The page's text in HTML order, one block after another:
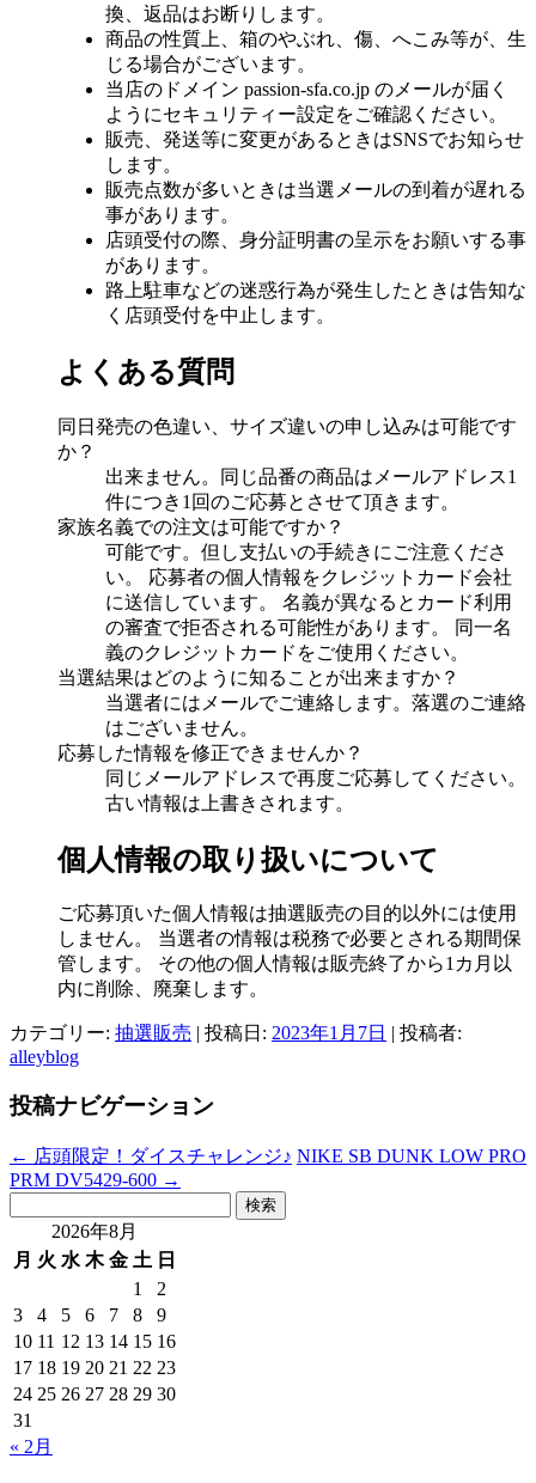
換、返品はお断りします。
商品の性質上、箱のやぶれ、傷、へこみ等が、生
じる場合がございます。
当店のドメイン passion-sfa.co.jp のメールが届く
ようにセキュリティー設定をご確認ください。
販売、発送等に変更があるときはSNSでお知らせ
します。
販売点数が多いときは当選メールの到着が遅れる
事があります。
店頭受付の際、身分証明書の呈示をお願いする事
があります。
路上駐車などの迷惑行為が発生したときは告知な
く店頭受付を中止します。
よくある質問
同日発売の色違い、サイズ違いの申し込みは可能です
か？
出来ません。同じ品番の商品はメールアドレス1
件につき1回のご応募とさせて頂きます。
家族名義での注文は可能ですか？
可能です。但し支払いの手続きにご注意くださ
い。 応募者の個人情報をクレジットカード会社
に送信しています。 名義が異なるとカード利用
の審査で拒否される可能性があります。 同一名
義のクレジットカードをご使用ください。
当選結果はどのように知ることが出来ますか？
当選者にはメールでご連絡します。落選のご連絡
はございません。
応募した情報を修正できませんか？
同じメールアドレスで再度ご応募してください。
古い情報は上書きされます。
個人情報の取り扱いについて
ご応募頂いた個人情報は抽選販売の目的以外には使用
しません。 当選者の情報は税務で必要とされる期間保
管します。 その他の個人情報は販売終了から1カ月以
内に削除、廃棄します。
カテゴリー: 抽選販売 | 投稿日: 2023年1月7日
投稿者:
alleyblog
投稿ナビゲーション
← 店頭限定！ダイスチャレンジ♪ NIKE SB DUNK LOW PRO
PRM DV5429-600 →
2026年8月
月 火 水 木 金 土 日
1
2
3
4 5 6 7 8
9
10 11 12 13 14 15 16
17 18 19 20 21 22 23
24 25 26 27 28 29 30
31
« 2月